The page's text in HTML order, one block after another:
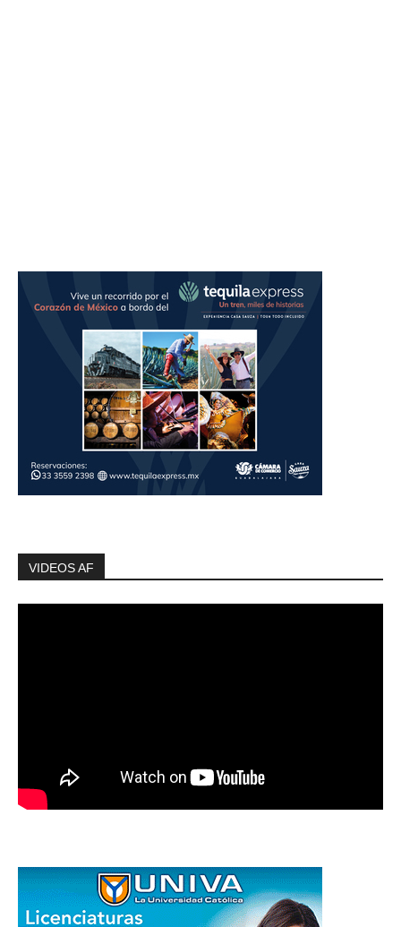
VIDEOS AF